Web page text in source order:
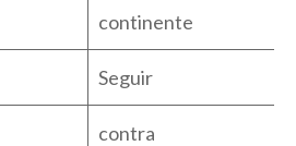
continente
Seguir
contra